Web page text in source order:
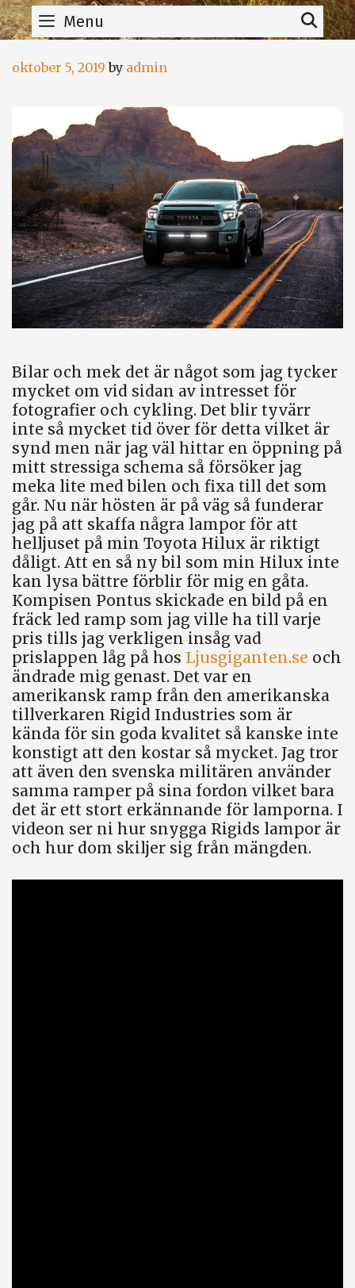
Skip
to
Menu
oktober 5, 2019 by admin
Bilar och mek det är något som jag tycker
mycket om vid sidan av intresset för
fotografier och cykling. Det blir tyvärr
inte så mycket tid över för detta vilket är
synd men när jag väl hittar en öppning på
mitt stressiga schema så försöker jag
meka lite med bilen och fixa till det som
går. Nu när hösten är på väg så funderar
jag på att skaffa några lampor för att
helljuset på min Toyota Hilux är riktigt
dåligt. Att en så ny bil som min Hilux inte
kan lysa bättre förblir för mig en gåta.
Kompisen Pontus skickade en bild på en
fräck led ramp som jag ville ha till varje
pris tills jag verkligen insåg vad
prislappen låg på hos Ljusgiganten.se och
ändrade mig genast. Det var en
amerikansk ramp från den amerikanska
tillverkaren Rigid Industries som är
kända för sin goda kvalitet så kanske inte
konstigt att den kostar så mycket. Jag tror
att även den svenska militären använder
samma ramper på sina fordon vilket bara
det är ett stort erkännande för lamporna. I
videon ser ni hur snygga Rigids lampor är
och hur dom skiljer sig från mängden.